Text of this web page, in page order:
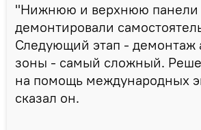
"Нижнюю и верхнюю панели
демонтировали
Следующий этап - демонтаж
зоны - самый сложный.
на помощь международных
сказал он.